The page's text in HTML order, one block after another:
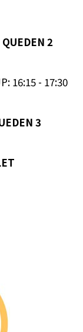
QUEDEN 2
16:15 - 17:30
3